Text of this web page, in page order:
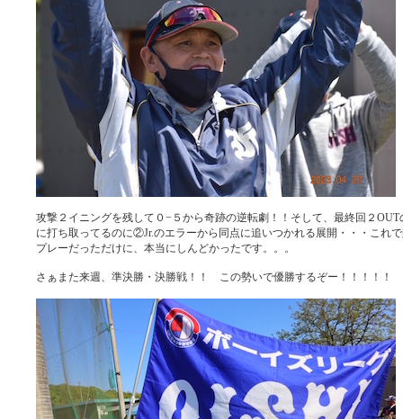
攻撃２イニングを残して０−５から奇跡の逆転劇！！そして、最終回２
に打ち取ってるのに②Jr.のエラーから同点に追いつかれる展開・・・これ
プレーだっただけに、本当にしんどかったです。。。
さぁまた来週、準決勝・決勝戦！！ この勢いで優勝するぞー！！！！！